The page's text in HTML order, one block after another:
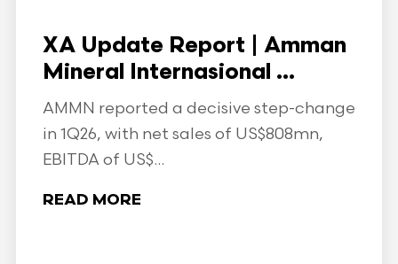
XA Update Report | Amman
Mineral Internasional ...
AMMN reported a decisive step-change
in 1Q26, with net sales of US$808mn,
EBITDA of US$...
READ MORE